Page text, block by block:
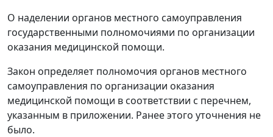
О наделении органов местного самоуправления
государственными полномочиями по организации
оказания медицинской помощи.
Закон определяет полномочия органов местного
самоуправления по организации оказания
медицинской помощи в соответствии с перечнем,
указанным в приложении. Ранее этого уточнения не
было.